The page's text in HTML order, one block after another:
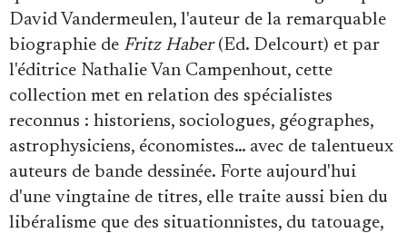
David Vandermeulen, l'auteur de la remarquable
biographie de Fritz Haber(Ed. Delcourt) et par
l'éditrice Nathalie Van Campenhout, cette
collection met en relation des spécialistes
reconnus : historiens, sociologues, géographes,
astrophysiciens, économistes… avec de talentueux
auteurs de bande dessinée. Forte aujourd'hui
d'une vingtaine de titres, elle traite aussi bien du
libéralisme que des situationnistes, du tatouage,